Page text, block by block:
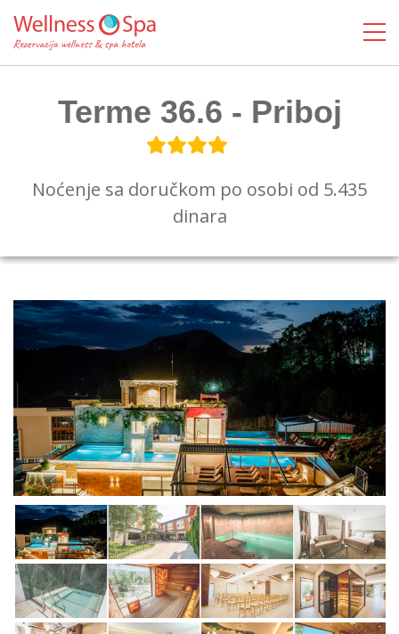
Terme 36.6 - Priboj
Noćenje sa doručkom po osobi od 5.435
dinara